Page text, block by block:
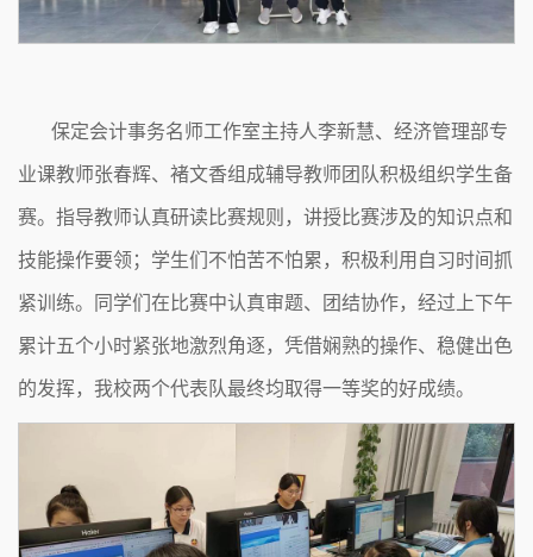
保定会计事务名师工作室主持人李新慧、经济管理部专
业课教师张春辉、褚文香组成辅导教师团队积极组织学生备
赛。指导教师认真研读比赛规则，讲授比赛涉及的知识点和
技能操作要领；学生们不怕苦不怕累，积极利用自习时间抓
紧训练。同学们在比赛中认真审题、团结协作，经过上下午
累计五个小时紧张地激烈角逐，凭借娴熟的操作、稳健出色
的发挥，我校两个代表队最终均取得一等奖的好成绩。